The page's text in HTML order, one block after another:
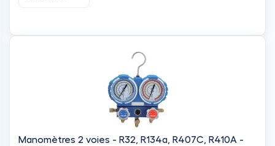
Manomètres 2 voies - R32, R134a, R407C, R410A -